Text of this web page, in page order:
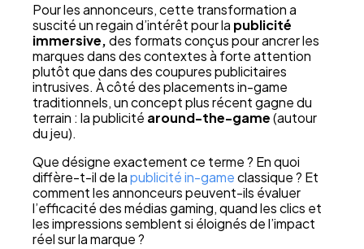
Pour les annonceurs, cette transformation a
suscité un regain d’intérêt pour la publicité
immersive,des formats conçus pour ancrer les
marques dans des contextes à forte attention
plutôt que dans des coupures publicitaires
intrusives. À côté des placements in-game
traditionnels, un concept plus récent gagne du
terrain : la publicité around-the-game(autour
du jeu).
Que désigne exactement ce terme ? En quoi
diffère-t-il de lapublicité in-gameclassique ? Et
comment les annonceurs peuvent-ils évaluer
l’efficacité des médias gaming, quand les clics et
les impressions semblent si éloignés de l’impact
réel sur la marque ?